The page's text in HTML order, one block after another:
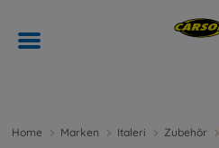
Home Marken Italeri Zubehör